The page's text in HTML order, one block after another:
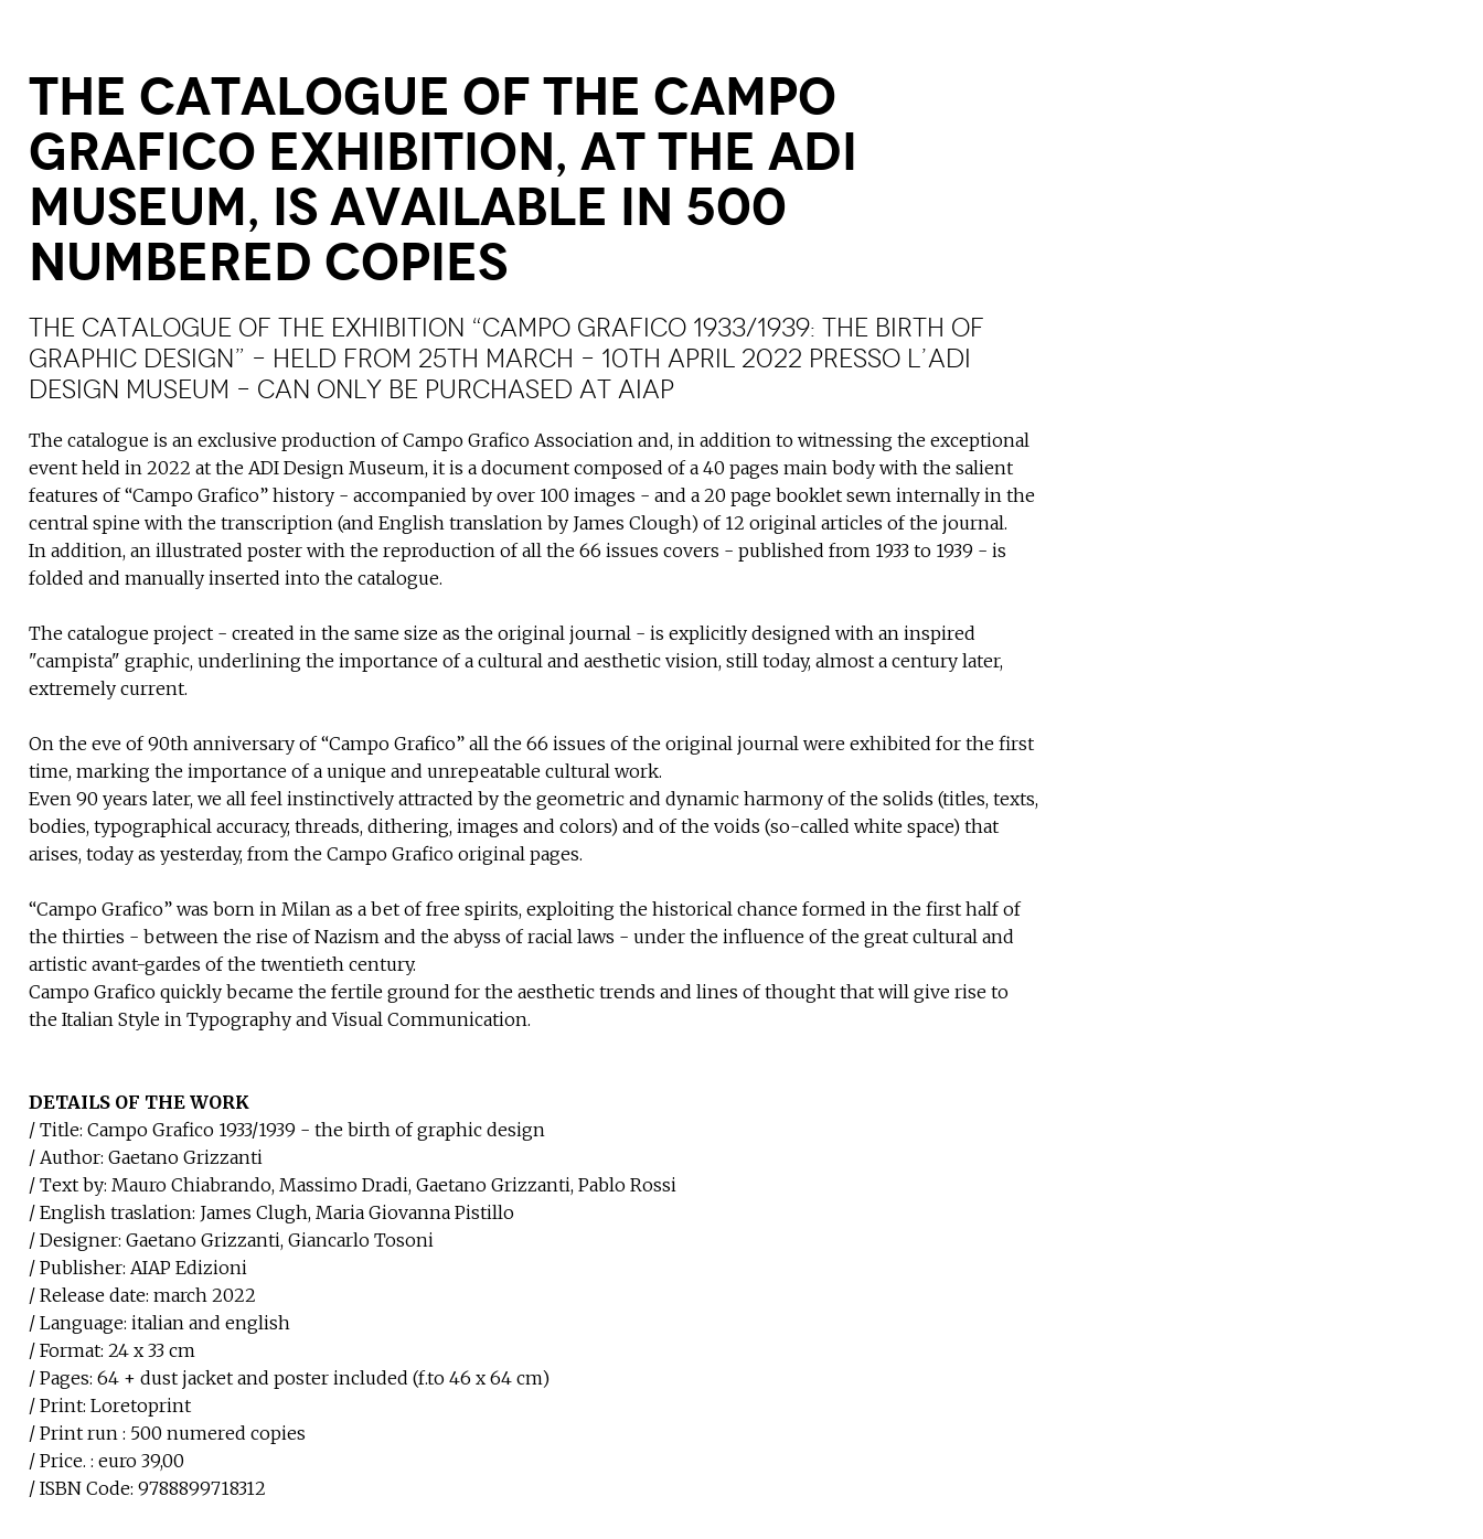
the catalogue of the campo
grafico exhibition, at the adi
museum, is available in 500
numbered copies
The catalogue of the exhibition “Campo Grafico 1933/1939: the birth of
graphic design” – held from 25th March – 10th April 2022 presso l’ADI
Design Museum – can only be purchased at aiap
The catalogue is an exclusive production of Campo Grafico Association and, in addition to witnessing the exceptional
event held in 2022 at the ADI Design Museum, it is a document composed of a 40 pages main body with the salient
features of “Campo Grafico” history - accompanied by over 100 images - and a 20 page booklet sewn internally in the
central spine with the transcription (and English translation by James Clough) of 12 original articles of the journal.
In addition, an illustrated poster with the reproduction of all the 66 issues covers - published from 1933 to 1939 - is
folded and manually inserted into the catalogue.
The catalogue project - created in the same size as the original journal - is explicitly designed with an inspired
"campista" graphic, underlining the importance of a cultural and aesthetic vision, still today, almost a century later,
extremely current.
On the eve of 90th anniversary of “Campo Grafico” all the 66 issues of the original journal were exhibited for the first
time, marking the importance of a unique and unrepeatable cultural work.
Even 90 years later, we all feel instinctively attracted by the geometric and dynamic harmony of the solids (titles, texts,
bodies, typographical accuracy, threads, dithering, images and colors) and of the voids (so-called white space) that
arises, today as yesterday, from the Campo Grafico original pages.
“Campo Grafico” was born in Milan as a bet of free spirits, exploiting the historical chance formed in the first half of
the thirties - between the rise of Nazism and the abyss of racial laws - under the influence of the great cultural and
artistic avant-gardes of the twentieth century.
Campo Grafico quickly became the fertile ground for the aesthetic trends and lines of thought that will give rise to
the Italian Style in Typography and Visual Communication.​​​​​​​
DETAILS OF THE WORK
/ Title: Campo Grafico 1933/1939 - the birth of graphic design
/ Author: Gaetano Grizzanti
/ Text by: Mauro Chiabrando, Massimo Dradi, Gaetano Grizzanti, Pablo Rossi
/ English traslation: James Clugh, Maria Giovanna Pistillo
/ Designer: Gaetano Grizzanti, Giancarlo Tosoni
/ Publisher: AIAP Edizioni
/ Release date: march 2022
/ Language: italian and english
/ Format: 24 x 33 cm
/ Pages: 64 + dust jacket and poster included (f.to 46 x 64 cm)
/ Print: Loretoprint
/ Print run : 500 numered copies
/ Price. : euro 39,00
/ ISBN Code: 9788899718312